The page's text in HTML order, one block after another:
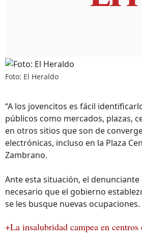
Foto: El Heraldo
“A los jovencitos es fácil
públicos como mercados, plazas,
en otros sitios que son de
electrónicas, incluso en la Plaza
Zambrano.
Ante esta situación, el
necesario que el gobierno
se les busque nuevas ocupaciones.
+La insalubridad campea en